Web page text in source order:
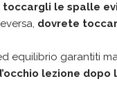
toccargli le spalle
dovrete
equilibrio garantiti
lezione